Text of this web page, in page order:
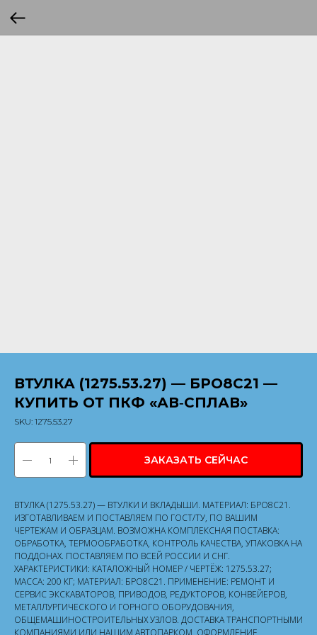
ВТУЛКА (1275.53.27) — БРО8С21 —
КУПИТЬ ОТ ПКФ «АВ‑СПЛАВ»
SKU: 1275.53.27
ЗАКАЗАТЬ СЕЙЧАС
ВТУЛКА (1275.53.27) — ВТУЛКИ И ВКЛАДЫШИ. МАТЕРИАЛ: БРО8С21.
ИЗГОТАВЛИВАЕМ И ПОСТАВЛЯЕМ ПО ГОСТ/ТУ, ПО ВАШИМ
ЧЕРТЕЖАМ И ОБРАЗЦАМ. ВОЗМОЖНА КОМПЛЕКСНАЯ ПОСТАВКА:
ОБРАБОТКА, ТЕРМООБРАБОТКА, КОНТРОЛЬ КАЧЕСТВА, УПАКОВКА НА
ПОДДОНАХ. ПОСТАВЛЯЕМ ПО ВСЕЙ РОССИИ И СНГ.
ХАРАКТЕРИСТИКИ: КАТАЛОЖНЫЙ НОМЕР / ЧЕРТЁЖ: 1275.53.27;
МАССА: 200 КГ; МАТЕРИАЛ: БРО8С21. ПРИМЕНЕНИЕ: РЕМОНТ И
СЕРВИС ЭКСКАВАТОРОВ, ПРИВОДОВ, РЕДУКТОРОВ, КОНВЕЙЕРОВ,
МЕТАЛЛУРГИЧЕСКОГО И ГОРНОГО ОБОРУДОВАНИЯ,
ОБЩЕМАШИНОСТРОИТЕЛЬНЫХ УЗЛОВ. ДОСТАВКА ТРАНСПОРТНЫМИ
КОМПАНИЯМИ ИЛИ НАШИМ АВТОПАРКОМ, ОФОРМЛЕНИЕ